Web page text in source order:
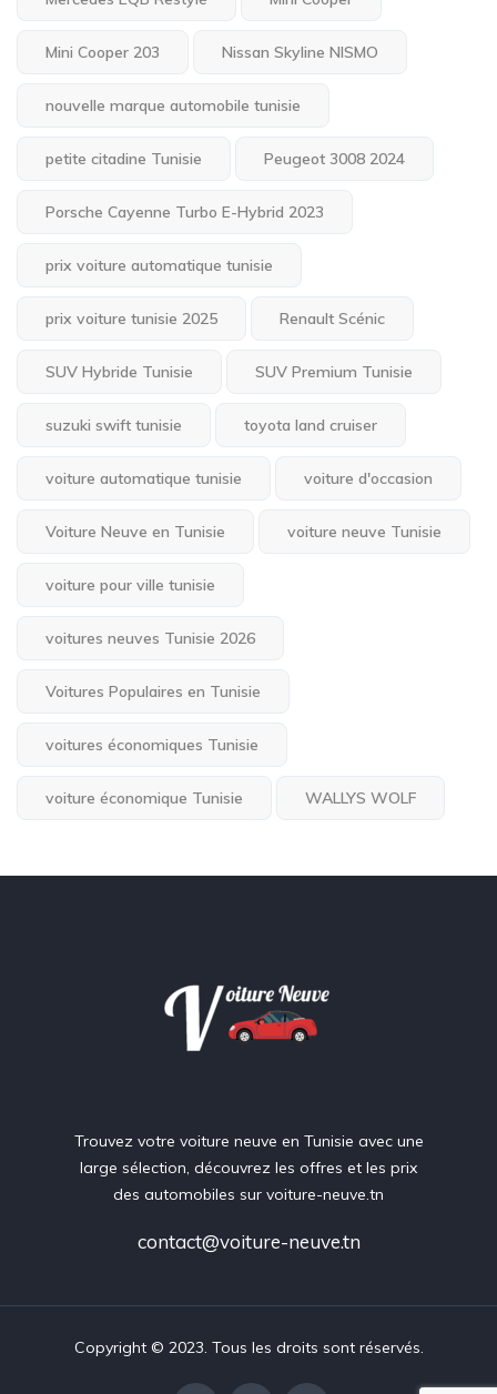
Mini Cooper 203 Nissan Skyline NISMO
nouvelle marque automobile tunisie
petite citadine Tunisie Peugeot 3008 2024
Porsche Cayenne Turbo E-Hybrid 2023
prix voiture automatique tunisie
prix voiture tunisie 2025 Renault Scénic
SUV Hybride Tunisie SUV Premium Tunisie
suzuki swift tunisie toyota land cruiser
voiture automatique tunisie voiture d'occasion
Voiture Neuve en Tunisie voiture neuve Tunisie
voiture pour ville tunisie
voitures neuves Tunisie 2026
Voitures Populaires en Tunisie
voitures économiques Tunisie
voiture économique Tunisie WALLYS WOLF
Trouvez votre voiture neuve en Tunisie avec une
large sélection, découvrez les offres et les prix
des automobiles sur voiture-neuve.tn
contact@voiture-neuve.tn
Copyright © 2023. Tous les droits sont réservés.